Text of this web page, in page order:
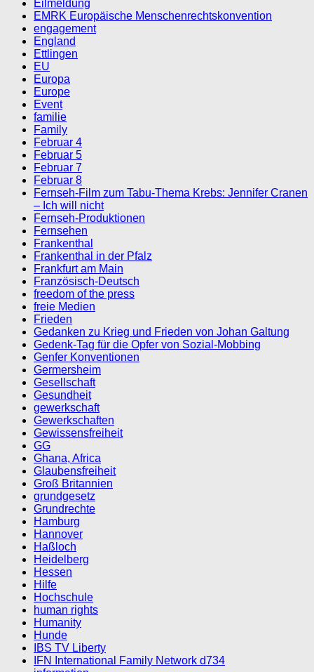
Eilmeldung
EMRK Europäische Menschenrechtskonvention
engagement
England
Ettlingen
EU
Europa
Europe
Event
familie
Family
Februar 4
Februar 5
Februar 7
Februar 8
Fernseh-Film zum Tabu-Thema Krebs: Jennifer Cranen
– Ich will nicht
Fernseh-Produktionen
Fernsehen
Frankenthal
Frankenthal in der Pfalz
Frankfurt am Main
Französisch-Deutsch
freedom of the press
freie Medien
Frieden
Gedanken zu Krieg und Frieden von Johan Galtung
Gedenk-Tag für die Opfer von Sozial-Mobbing
Genfer Konventionen
Germersheim
Gesellschaft
Gesundheit
gewerkschaft
Gewerkschaften
Gewissensfreiheit
GG
Ghana, Africa
Glaubensfreiheit
Groß Britannien
grundgesetz
Grundrechte
Hamburg
Hannover
Haßloch
Heidelberg
Hessen
Hilfe
Hochschule
human rights
Humanity
Hunde
IBS TV Liberty
IFN International Family Network d734